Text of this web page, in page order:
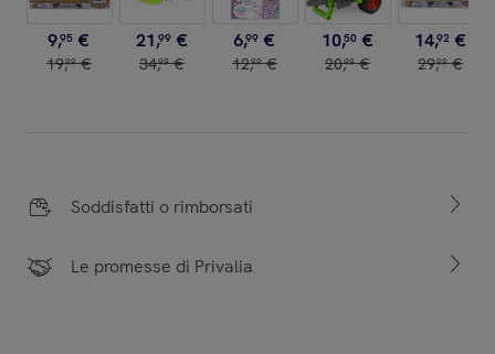
9,95 €
19,99 €
21,99 €
34,99 €
6,99 €
12,99 €
10,50 €
20,99 €
14,92 €
29,99 €
Soddisfatti o rimborsati
Le promesse di Privalia